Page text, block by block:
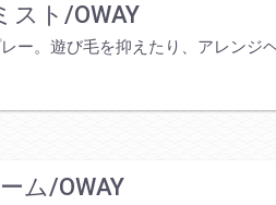
スト/OWAY
ー。遊び毛を抑えたり、アレンジ
ム/OWAY